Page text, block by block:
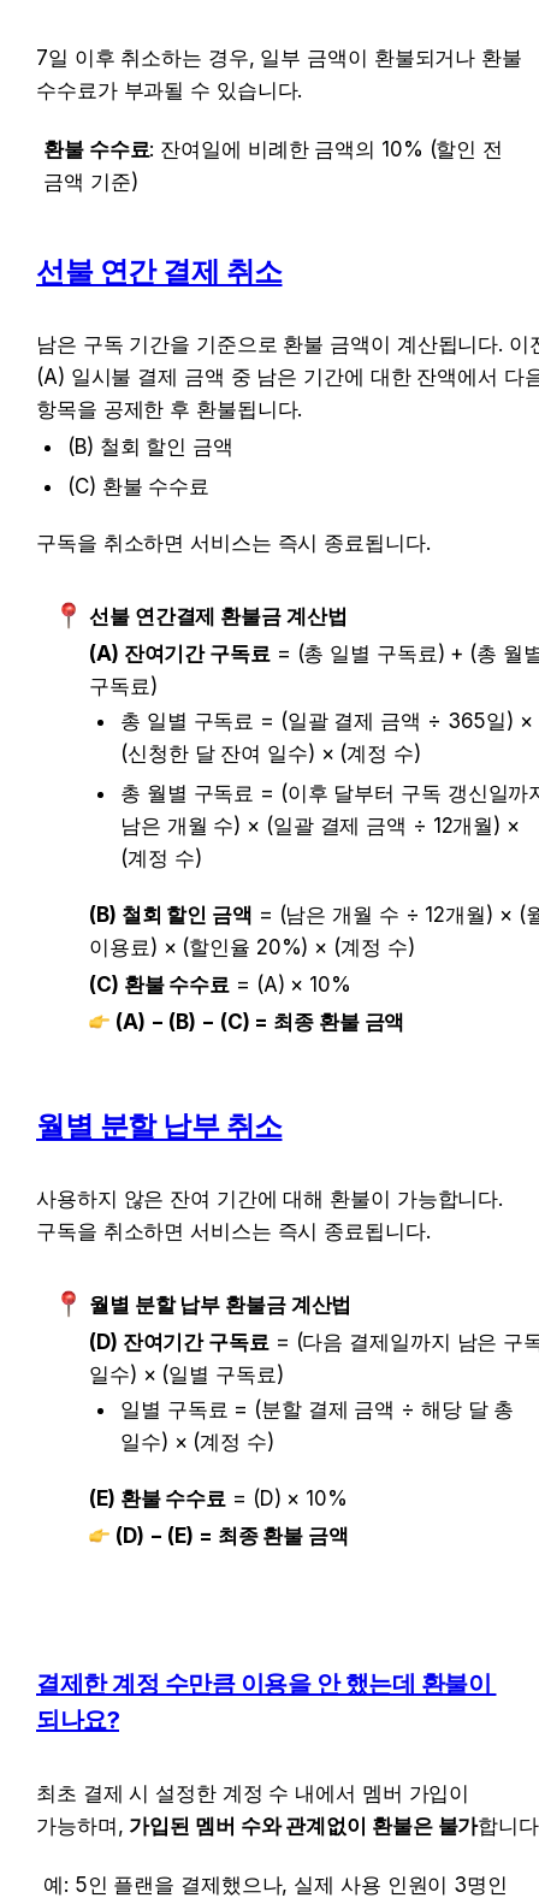
7일 이후 취소하는 경우, 일부 금액이 환불되거나 환불
수수료가 부과될 수 있습니다.
환불 수수료: 잔여일에 비례한 금액의 10% (할인 전
금액 기준)
선불 연간 결제 취소
남은 구독 기간을 기준으로 환불 금액이 계산됩니다. 이
(A) 일시불 결제 금액 중 남은 기간에 대한 잔액에서 다
항목을 공제한 후 환불됩니다.
(B) 철회 할인 금액
(C) 환불 수수료
구독을 취소하면 서비스는 즉시 종료됩니다.
선불 연간결제 환불금 계산법
(A) 잔여기간 구독료 = (총 일별 구독료) + (총 월
구독료)
총 일별 구독료 = (일괄 결제 금액 ÷ 365일) ×
(신청한 달 잔여 일수) × (계정 수)
총 월별 구독료 = (이후 달부터 구독 갱신일까
남은 개월 수) × (일괄 결제 금액 ÷ 12개월) ×
(계정 수)
(B) 철회 할인 금액 = (남은 개월 수 ÷ 12개월) × (
이용료) × (할인율 20%) × (계정 수)
(C) 환불 수수료 = (A) × 10%
(A) − (B) − (C) = 최종 환불 금액
월별 분할 납부 취소
사용하지 않은 잔여 기간에 대해 환불이 가능합니다.
구독을 취소하면 서비스는 즉시 종료됩니다.
월별 분할 납부 환불금 계산법
(D) 잔여기간 구독료 = (다음 결제일까지 남은 구
일수) × (일별 구독료)
일별 구독료 = (분할 결제 금액 ÷ 해당 달 총
일수) × (계정 수)
(E) 환불 수수료 = (D) × 10%
(D) − (E) = 최종 환불 금액
결제한 계정 수만큼 이용을 안 했는데 환불이
되나요?
최초 결제 시 설정한 계정 수 내에서 멤버 가입이
가능하며, 가입된 멤버 수와 관계없이 환불은 불가합니
예: 5인 플랜을 결제했으나, 실제 사용 인원이 3명인